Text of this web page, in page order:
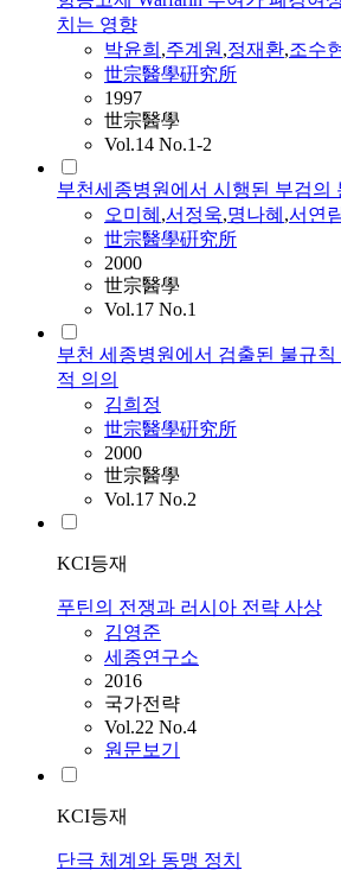
치는 영향
박윤희 ,주계원,정재환,조수
世宗醫學硏究所
1997
世宗醫學
Vol.14 No.1-2
부천세종병원에서 시행된 부검의
오미혜 ,서정욱,명나혜 ,서연
世宗醫學硏究所
2000
世宗醫學
Vol.17 No.1
부천 세종병원에서 검출된 불규
적 의의
김희정
世宗醫學硏究所
2000
世宗醫學
Vol.17 No.2
KCI등재
푸틴의 전쟁과 러시아 전략 사상
김영준
세종연구소
2016
국가전략
Vol.22 No.4
원문보기
KCI등재
단극 체계와 동맹 정치